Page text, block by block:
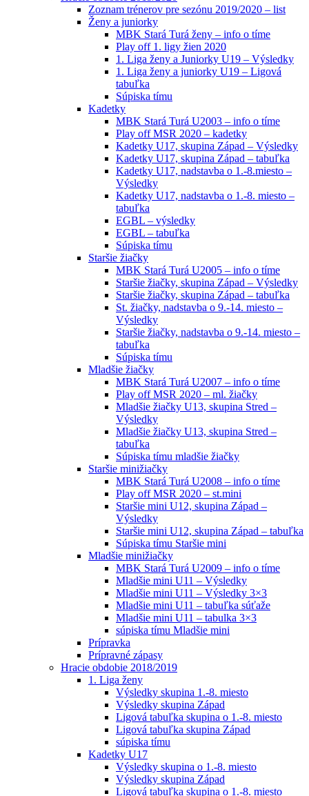
Zoznam trénerov pre sezónu 2019/2020 – list
Ženy a juniorky
MBK Stará Turá ženy – info o tíme
Play off 1. ligy žien 2020
1. Liga ženy a Juniorky U19 – Výsledky
1. Liga ženy a juniorky U19 – Ligová
tabuľka
Súpiska tímu
Kadetky
MBK Stará Turá U2003 – info o tíme
Play off MSR 2020 – kadetky
Kadetky U17, skupina Západ – Výsledky
Kadetky U17, skupina Západ – tabuľka
Kadetky U17, nadstavba o 1.-8.miesto –
Výsledky
Kadetky U17, nadstavba o 1.-8. miesto –
tabuľka
EGBL – výsledky
EGBL – tabuľka
Súpiska tímu
Staršie žiačky
MBK Stará Turá U2005 – info o tíme
Staršie žiačky, skupina Západ – Výsledky
Staršie žiačky, skupina Západ – tabuľka
St. žiačky, nadstavba o 9.-14. miesto –
Výsledky
Staršie žiačky, nadstavba o 9.-14. miesto –
tabuľka
Súpiska tímu
Mladšie žiačky
MBK Stará Turá U2007 – info o tíme
Play off MSR 2020 – ml. žiačky
Mladšie žiačky U13, skupina Stred –
Výsledky
Mladšie žiačky U13, skupina Stred –
tabuľka
Súpiska tímu mladšie žiačky
Staršie minižiačky
MBK Stará Turá U2008 – info o tíme
Play off MSR 2020 – st.mini
Staršie mini U12, skupina Západ –
Výsledky
Staršie mini U12, skupina Západ – tabuľka
Súpiska tímu Staršie mini
Mladšie minižiačky
MBK Stará Turá U2009 – info o tíme
Mladšie mini U11 – Výsledky
Mladšie mini U11 – Výsledky 3×3
Mladšie mini U11 – tabuľka súťaže
Mladšie mini U11 – tabulka 3×3
súpiska tímu Mladšie mini
Prípravka
Prípravné zápasy
Hracie obdobie 2018/2019
1. Liga ženy
Výsledky skupina 1.-8. miesto
Výsledky skupina Západ
Ligová tabuľka skupina o 1.-8. miesto
Ligová tabuľka skupina Západ
súpiska tímu
Kadetky U17
Výsledky skupina o 1.-8. miesto
Výsledky skupina Západ
Ligová tabuľka skupina o 1.-8. miesto